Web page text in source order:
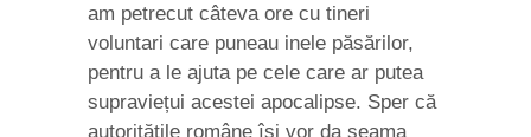
am petrecut câteva ore cu tineri
voluntari care puneau inele păsărilor,
pentru a le ajuta pe cele care ar putea
supraviețui acestei apocalipse. Sper că
autoritățile române își vor da seama